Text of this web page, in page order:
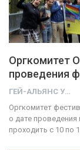
Оргкомитет
проведения
ГЕЙ-АЛЬЯНС УКРАИНА
Оргкомитет
о дате
проходить с 10 по